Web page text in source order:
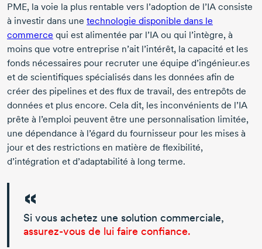
PME, la voie la plus rentable vers l’adoption de l’IA consiste
à investir dans une technologie disponible dans le
commerce qui est alimentée par l’IA ou qui l’intègre, à
moins que votre entreprise n’ait l’intérêt, la capacité et les
fonds nécessaires pour recruter une équipe d’ingénieur.es
et de scientifiques spécialisés dans les données afin de
créer des pipelines et des flux de travail, des entrepôts de
données et plus encore. Cela dit, les inconvénients de l’IA
prête à l’emploi peuvent être une personnalisation limitée,
une dépendance à l’égard du fournisseur pour les mises à
jour et des restrictions en matière de flexibilité,
d’intégration et d’adaptabilité à long terme.
Si vous achetez une solution commerciale,
assurez-vous de lui faire confiance.